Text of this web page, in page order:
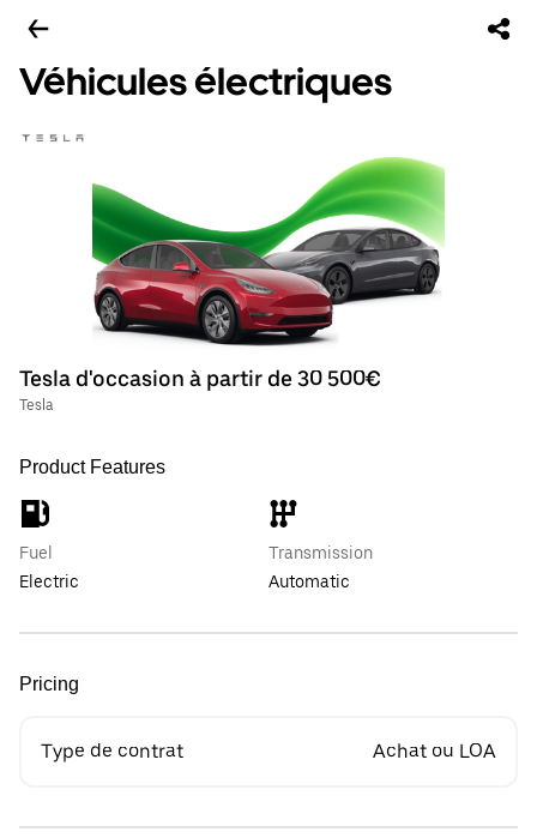
Véhicules électriques
Tesla d'occasion à partir de 30 500€
Tesla
Product Features
Fuel
Electric
Transmission
Automatic
Pricing
Type de contrat Achat ou LOA